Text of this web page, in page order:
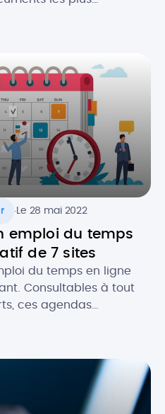
crucial de ne pas […]
.Le 28 mai 2022
emploi du temps
de 7 sites
du temps en ligne
Consultables à tout
ces agendas
un cadre
sont les atouts de
logiciels utiliser pour